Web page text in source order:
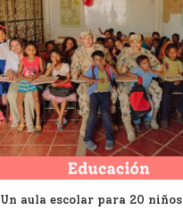
Un aula escolar para 20 niños